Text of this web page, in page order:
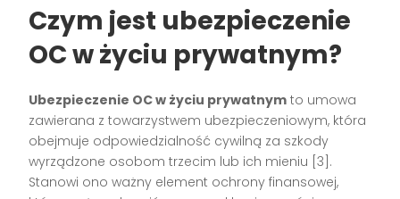
Czym jest ubezpieczenie
OC w życiu prywatnym?
Ubezpieczenie OC w życiu prywatnym to umowa
zawierana z towarzystwem ubezpieczeniowym, która
obejmuje odpowiedzialność cywilną za szkody
wyrządzone osobom trzecim lub ich mieniu [3].
Stanowi ono ważny element ochrony finansowej,